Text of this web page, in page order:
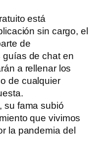
está
sin cargo, el
de
guías de chat en
a rellenar los
de cualquier
su fama subió
que vivimos
la pandemia del